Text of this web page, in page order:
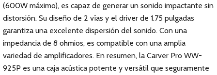
(600W máximo), es capaz de generar un sonido impactante sin
distorsión. Su diseño de 2 vías y el driver de 1.75 pulgadas
garantiza una excelente dispersión del sonido. Con una
impedancia de 8 ohmios, es compatible con una amplia
variedad de amplificadores. En resumen, la Carver Pro WW-
925P es una caja acústica potente y versátil que seguramente